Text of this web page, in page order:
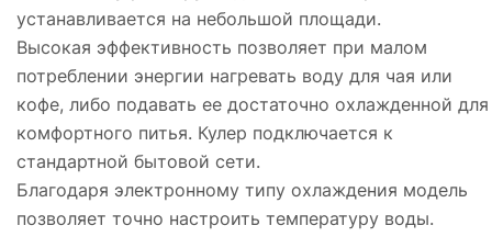
устанавливается на небольшой площади.
Высокая эффективность позволяет при малом
потреблении энергии нагревать воду для чая или
кофе, либо подавать ее достаточно охлажденной для
комфортного питья. Кулер подключается к
стандартной бытовой сети.
Благодаря электронному типу охлаждения модель
позволяет точно настроить температуру воды.